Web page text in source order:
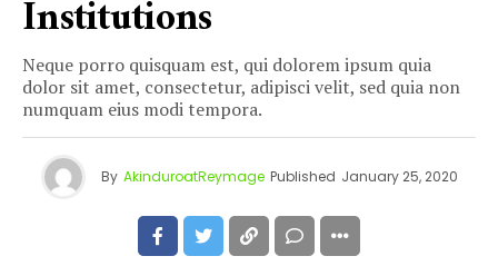
Institutions
Neque porro quisquam est, qui dolorem ipsum quia
dolor sit amet, consectetur, adipisci velit, sed quia non
numquam eius modi tempora.
By AkinduroatReymage Published January 25, 2020